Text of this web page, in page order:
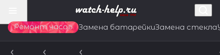
Ремонт часов Замена батарейкиЗамена стекла